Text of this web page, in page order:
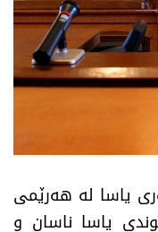
یاسا لە هەرێمی
یاسا ناسان و